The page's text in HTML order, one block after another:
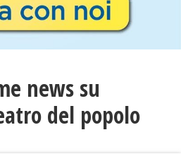
news su
del popolo